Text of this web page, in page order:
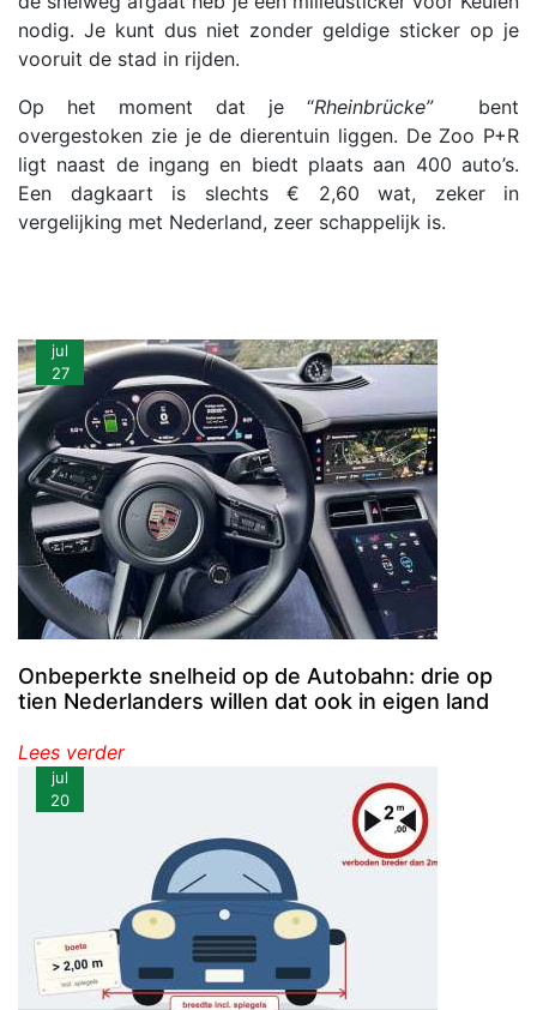
nodig. Je kunt dus niet zonder geldige sticker op je
vooruit de stad in rijden.
Op het moment dat je “Rheinbrücke” bent
overgestoken zie je de dierentuin liggen. De Zoo P+R
ligt naast de ingang en biedt plaats aan 400 auto’s.
Een dagkaart is slechts € 2,60 wat, zeker in
vergelijking met Nederland, zeer schappelijk is.
Onbeperkte snelheid op de Autobahn: drie op
tien Nederlanders willen dat ook in eigen land
Lees verder
jul
27
jul
20